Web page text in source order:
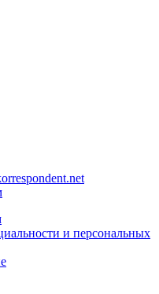
и персональных